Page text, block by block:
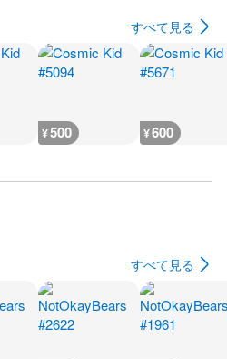
すべて見る
¥500 ¥600
すべて見る